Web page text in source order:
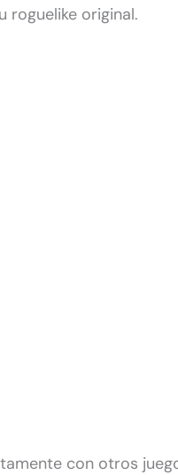
roguelike original.
con otros